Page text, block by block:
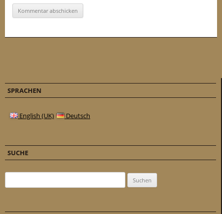
SPRACHEN
English (UK) Deutsch
SUCHE